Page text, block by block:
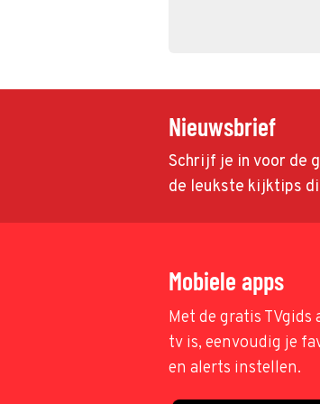
Nieuwsbrief
Schrijf je in voor de
de leukste kijktips
Mobiele apps
Met de gratis
tv is, eenvoudig je
en alerts instellen.